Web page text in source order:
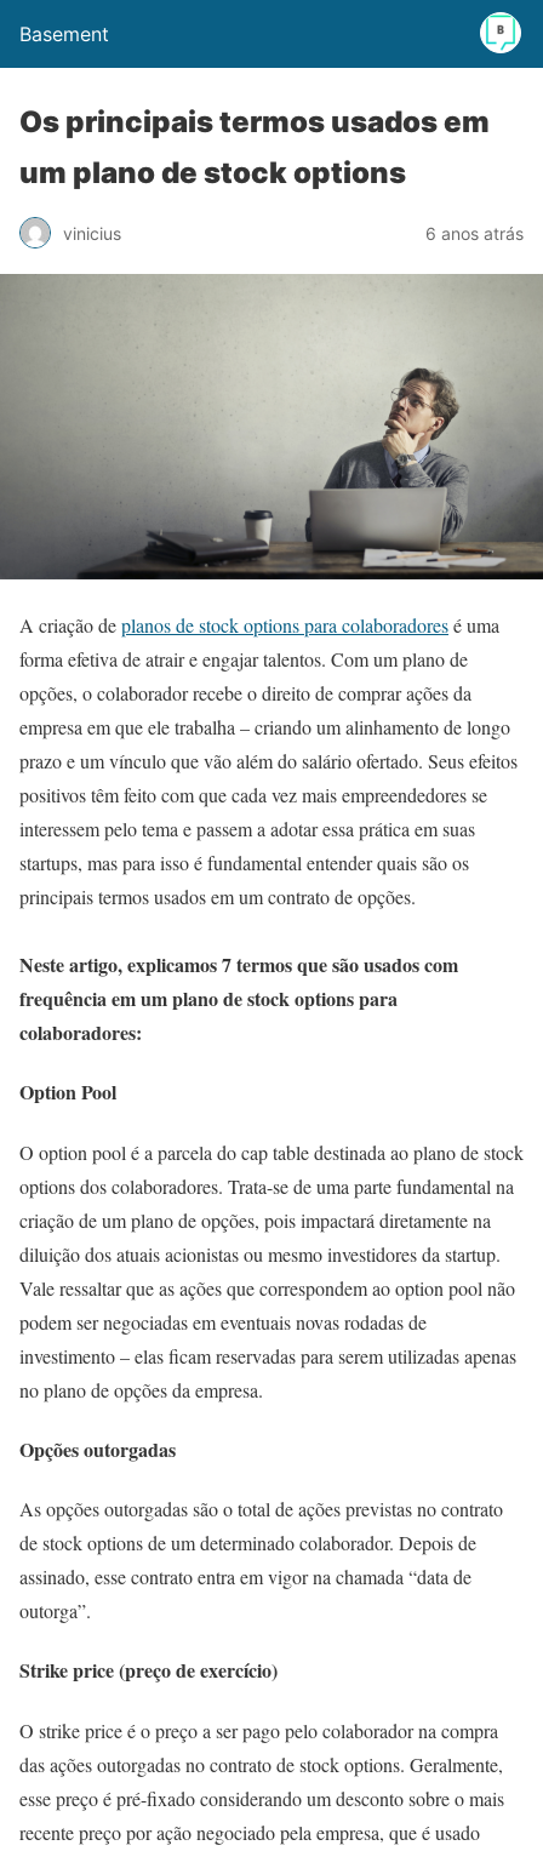
Basement
Os principais termos usados em
um plano de stock options
vinicius 6 anos atrás
A criação deplanos de stock options para colaboradoresé uma
forma efetiva de atrair e engajar talentos. Com um plano de
opções, o colaborador recebe o direito de comprar ações da
empresa em que ele trabalha – criando um alinhamento de longo
prazo e um vínculo que vão além do salário ofertado. Seus efeitos
positivos têm feito com que cada vez mais empreendedores se
interessem pelo tema e passem a adotar essa prática em suas
startups, mas para isso é fundamental entender quais são os
principais termos usados em um contrato de opções.
Neste artigo, explicamos 7 termos que são usados com
frequência em um plano de stock options para
colaboradores:
Option Pool
O option pool é a parcela do cap table destinada ao plano de stock
options dos colaboradores. Trata-se de uma parte fundamental na
criação de um plano de opções, pois impactará diretamente na
diluição dos atuais acionistas ou mesmo investidores da startup.
Vale ressaltar que as ações que correspondem ao option pool não
podem ser negociadas em eventuais novas rodadas de
investimento – elas ficam reservadas para serem utilizadas apenas
no plano de opções da empresa.
Opções outorgadas
As opções outorgadas são o total de ações previstas no contrato
de stock options de um determinado colaborador. Depois de
assinado, esse contrato entra em vigor na chamada “data de
outorga”.
Strike price (preço de exercício)
O strike price é o preço a ser pago pelo colaborador na compra
das ações outorgadas no contrato de stock options. Geralmente,
esse preço é pré-fixado considerando um desconto sobre o mais
recente preço por ação negociado pela empresa, que é usado